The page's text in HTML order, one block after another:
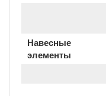
Навесные
элементы